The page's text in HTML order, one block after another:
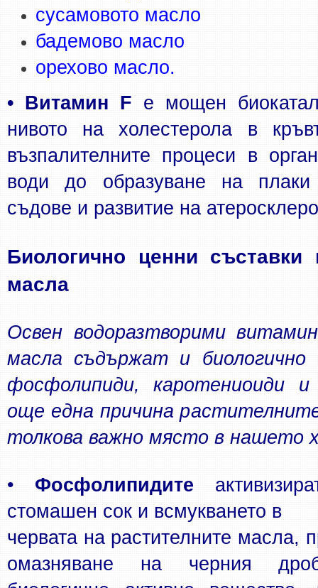
сусамовото масло
бадемово масло
орехово масло.
• Витамин F е мощен
нивото на холестерола в
възпалителните процеси в
води до образуване на плаки
съдове и развитие на
Биологично ценни съставки
масла
Освен водоразтворими
масла съдържат и биологично
фосфолипиди, каротениоиди
още една причина
толкова важно място в нашето
• Фосфолипидите
стомашен сок и всмукването в
червата на растителните масла,
омазняване на черния